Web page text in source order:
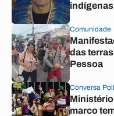
Comunidade
das
Pessoa
Conversa
marco